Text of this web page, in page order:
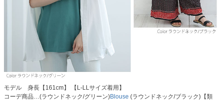
モデル 身長【161cm】 【L-LLサイズ着用】
コーデ商品…(ラウンドネック/グリーン)Blouse (ラウンドネック/ブラック)【類